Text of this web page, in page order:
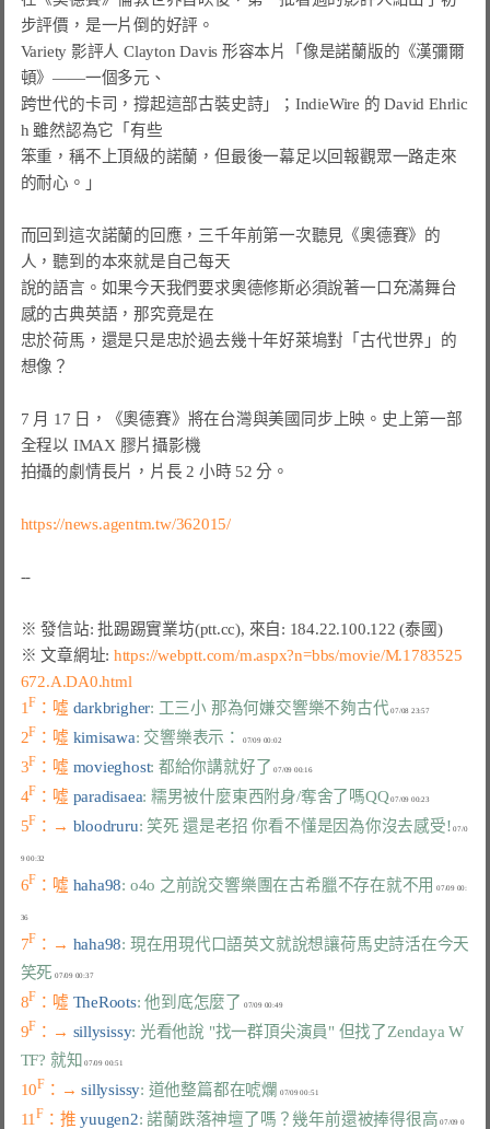
步評價，是一片倒的好評。
Variety 影評人 Clayton Davis 形容本片「像是諾蘭版的《漢彌爾
頓》——一個多元、
跨世代的卡司，撐起這部古裝史詩」；IndieWire 的 David Ehrlic
h 雖然認為它「有些
笨重，稱不上頂級的諾蘭，但最後一幕足以回報觀眾一路走來
的耐心。」
而回到這次諾蘭的回應，三千年前第一次聽見《奧德賽》的
人，聽到的本來就是自己每天
說的語言。如果今天我們要求奧德修斯必須說著一口充滿舞台
感的古典英語，那究竟是在
忠於荷馬，還是只是忠於過去幾十年好萊塢對「古代世界」的
想像？
7 月 17 日，《奧德賽》將在台灣與美國同步上映。史上第一部
全程以 IMAX 膠片攝影機
拍攝的劇情長片，片長 2 小時 52 分。
https://news.agentm.tw/362015/
※ 發信站: 批踢踢實業坊(ptt.cc), 來自: 184.22.100.122 (泰國)
※ 文章網址: https://webptt.com/m.aspx?n=bbs/movie/M.1783525
672.A.DA0.html
1F ：噓 darkbrigher: 工三小 那為何嫌交響樂不夠古代 07/08 23:57
2F ：噓 kimisawa: 交響樂表示：
3F ：噓 movieghost: 都給你講就好了 07/09 00:16
4F ：噓 paradisaea: 糯男被什麼東西附身/奪舍了嗎QQ 07/09 00:23
5F ：→ bloodruru: 笑死 還是老招 你看不懂是因為你沒去感受! 07/0
6F ：噓 haha98: o4o 之前說交響樂團在古希臘不存在就不用 07/09 00:
7F ：→ haha98: 現在用現代口語英文就說想讓荷馬史詩活在今天
笑死
07/09 00:37
8F ：噓 TheRoots: 他到底怎麼了 07/09 00:49
9F ：→ sillysissy: 光看他說 "找一群頂尖演員" 但找了Zendaya W
TF? 就知
10F ：→ sillysissy: 道他整篇都在唬爛
11F ：推 yuugen2: 諾蘭跌落神壇了嗎？幾年前還被捧得很高 07/09 0